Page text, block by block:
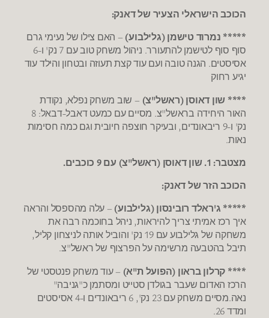
הכוכב הישראלי הצעיר של דאנק:
***** נמרוד טישמן (גלילבוע) – האם צילו של נעימי גרם
סוף סוף לטישמן להתעורר. ניהול משחק טוב עם 7 נק' ו-6
אסיסטים. הגנה טובה ועם עוד קצת תעוזה ובטחון והילד עוד
יגיע רחוק
**** שון דאוסן (ראשל"צ) – שוב משחק נפלא, נקודת
האור היחידה בראשל"צ. מסיים עם כמעט דאבל-דבאל: 8
נק' ו-9 ריבאונדים, ובעיקר חוצפה חיובית וגם כמה חסימות
נאות.
מצטבר: 1. שון דאוסן (ראשל"צ) עם 9 כוכבים.
הכוכב הזר של דאנק:
***** ג'ראלד רובינסון (גלילבוע) – עלה מהספסל והראה
איך רכז אמיתי צריך להיראות, ניהל בחוכמה רבה את
משחקה של גלילבוע עם 19 נק' והוביל אותה לניצחון קליל,
תיבל בהטבעה מרשימה על הפרצוף של ראשל"צ.
**** קרלון בראון (הפועל ת"א) – עוד משחק פנטסטי של
הרכז האדום שעבר בגולדן סטייט ומסתמן כ"גניבה"
נאה.מסיים משחק עם 23 נק', 6 ריבאונדים ו-4 אסיסטים
ומדד 26.